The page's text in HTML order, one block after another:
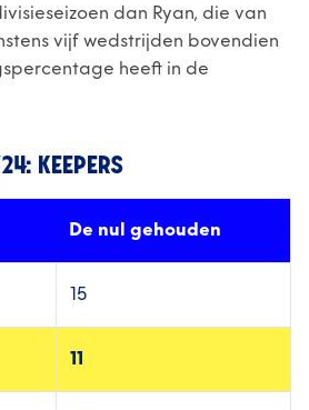
dan Ryan, die van
vijf wedstrijden bovendien
heeft in de
KEEPERS
De nul gehouden
15
11